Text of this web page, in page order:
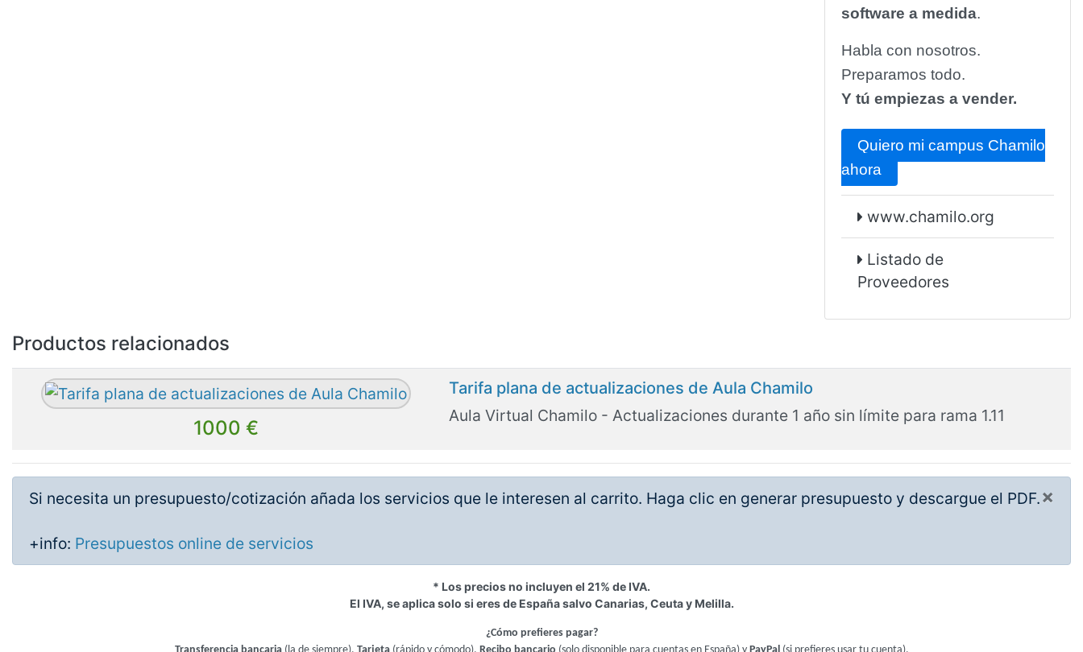
software a medida.
Habla con nosotros.
Preparamos todo.
Y tú empiezas a vender.
Quiero mi campus Chamilo
ahora
www.chamilo.org
Listado de
Proveedores
Productos relacionados
1000 €
Tarifa plana de actualizaciones de Aula Chamilo
Aula Virtual Chamilo - Actualizaciones durante 1 año sin límite para rama 1.11
×
Si necesita un presupuesto/cotización añada los servicios que le interesen al carrito. Haga clic en generar presupuesto y descargue el PDF.
+info: Presupuestos online de servicios
* Los precios no incluyen el 21% de IVA.
El IVA, se aplica solo si eres de España salvo Canarias, Ceuta y Melilla.
¿Cómo prefieres pagar?